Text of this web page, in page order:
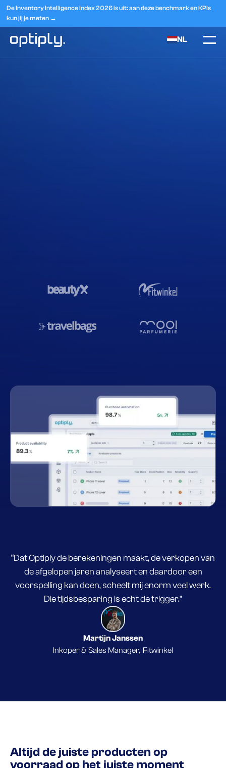
De Inventory Intelligence Index 2026 is uit: aan deze benchmark en KPIs
kun jij je meten →
NL
“Dat Optiply de berekeningen maakt, de verkopen van
de afgelopen jaren analyseert en daardoor een
voorspelling kan doen, scheelt mij enorm veel werk.
Die tijdsbesparing is echt de trigger."
Martijn Janssen
Inkoper & Sales Manager, Fitwinkel
Altijd de juiste producten op
voorraad op het juiste moment